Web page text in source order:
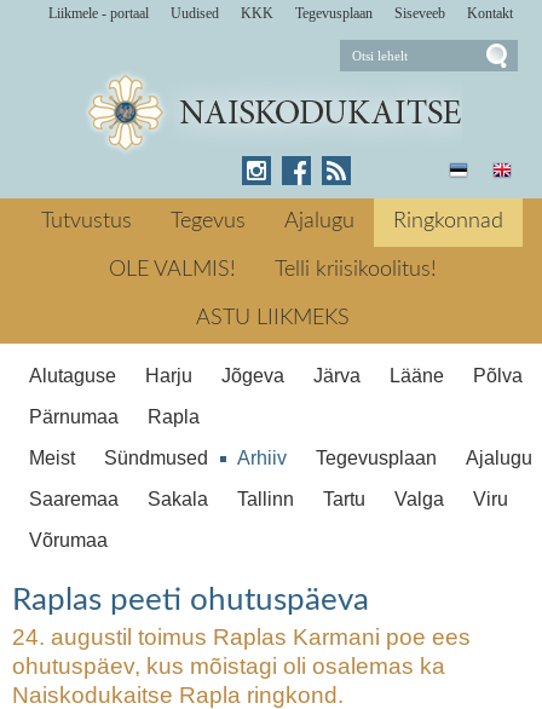
Liikmele - portaal Uudised KKK Tegevusplaan Siseveeb Kontakt
Raplas peeti ohutuspäeva
24. augustil toimus Raplas Karmani poe
ees ohutuspäev, kus mõistagi oli
osalemas ka Naiskodukaitse Rapla
ringkond. augustil 2013 ← Eelmine Rapla
Järgmine → Raplast Rakverre ja tagasi
Tutvustus Tegevus Ajalugu Ringkonnad
OLE VALMIS! Telli kriisikoolitus!
ASTU LIIKMEKS
Alutaguse Harju Jõgeva Järva Lääne
Põlva
Pärnumaa
Rapla
Meist
Sündmused Arhiiv Tegevusplaan
Ajalugu
Saaremaa
Sakala Tallinn Tartu Valga
Viru
Võrumaa
Raplas peeti ohutuspäeva
24. augustil toimus Raplas Karmani poe ees
ohutuspäev, kus mõistagi oli osalemas ka
Naiskodukaitse Rapla ringkond.